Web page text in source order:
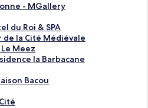
- MGallery
du Roi & SPA
de la Cité Médiévale
Meez
la Barbacane
Bacou